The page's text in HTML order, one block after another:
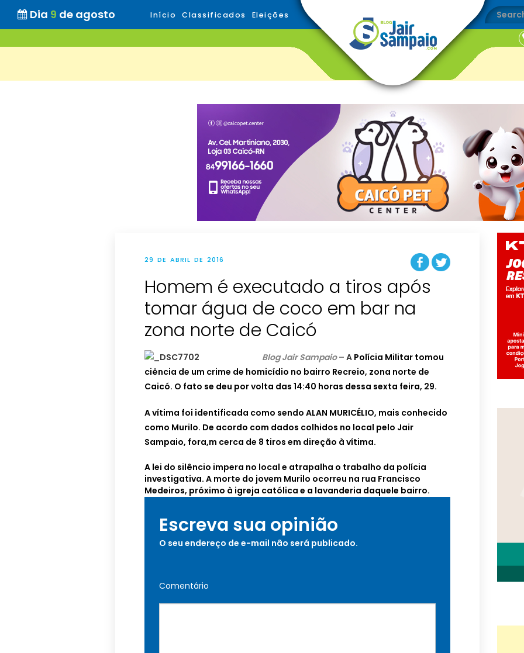
Dia 9 de agosto Início Classificados Eleições
29 DE ABRIL DE 2016
Homem é executado a tiros após
tomar água de coco em bar na
zona norte de Caicó
Blog Jair Sampaio– A Polícia Militar tomou
ciência de um crime de homicídio no bairro Recreio, zona norte de
Caicó. O fato se deu por volta das 14:40 horas dessa sexta feira, 29.
A vítima foi identificada como sendo ALAN MURICÉLIO, mais conhecido
como Murilo. De acordo com dados colhidos no local pelo Jair
Sampaio, fora,m cerca de 8 tiros em direção à vítima.
A lei do silêncio impera no local e atrapalha o trabalho da polícia
investigativa. A morte do jovem Murilo ocorreu na rua Francisco
Medeiros, próximo à igreja católica e a lavanderia daquele bairro.
Escreva sua opinião
O seu endereço de e-mail não será publicado.
Comentário